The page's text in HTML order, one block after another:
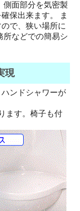
側面部分を気密製
保出来ます。 ま
で、狭い場所に
所などでの簡易シ
現
ンドシャワーが
ます。椅子も付